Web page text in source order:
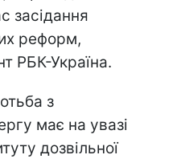
засідання
реформ,
РБК-Україна.
з
має на увазі
дозвільної